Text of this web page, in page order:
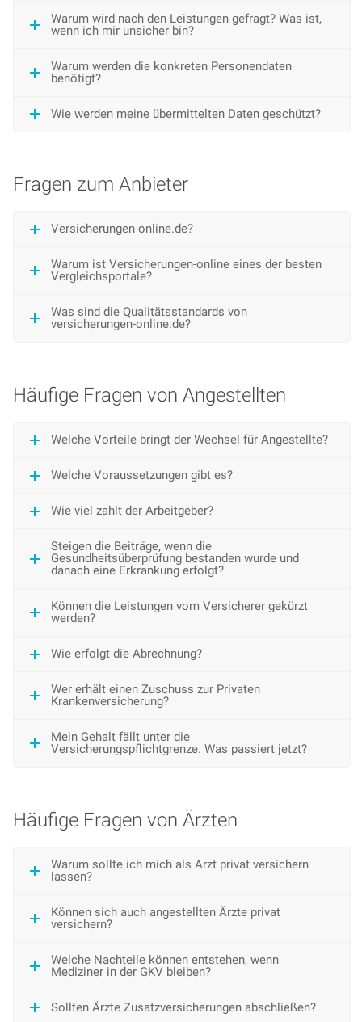
Warum wird nach den Leistungen gefragt? Was ist,
wenn ich mir unsicher bin?
Warum werden die konkreten Personendaten
benötigt?
Wie werden meine übermittelten Daten geschützt?
Fragen zum Anbieter
Versicherungen-online.de?
Warum ist Versicherungen-online eines der besten
Vergleichsportale?
Was sind die Qualitätsstandards von
versicherungen-online.de?
Häufige Fragen von Angestellten
Welche Vorteile bringt der Wechsel für Angestellte?
Welche Voraussetzungen gibt es?
Wie viel zahlt der Arbeitgeber?
Steigen die Beiträge, wenn die
Gesundheitsüberprüfung bestanden wurde und
danach eine Erkrankung erfolgt?
Können die Leistungen vom Versicherer gekürzt
werden?
Wie erfolgt die Abrechnung?
Wer erhält einen Zuschuss zur Privaten
Krankenversicherung?
Mein Gehalt fällt unter die
Versicherungspflichtgrenze. Was passiert jetzt?
Häufige Fragen von Ärzten
Warum sollte ich mich als Arzt privat versichern
lassen?
Können sich auch angestellten Ärzte privat
versichern?
Welche Nachteile können entstehen, wenn
Mediziner in der GKV bleiben?
Sollten Ärzte Zusatzversicherungen abschließen?